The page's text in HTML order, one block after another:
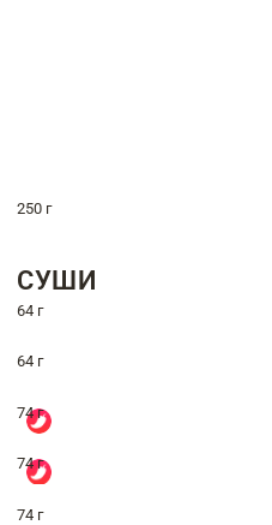
250 г
СУШИ
64 г
64 г
74 г
74 г
74 г